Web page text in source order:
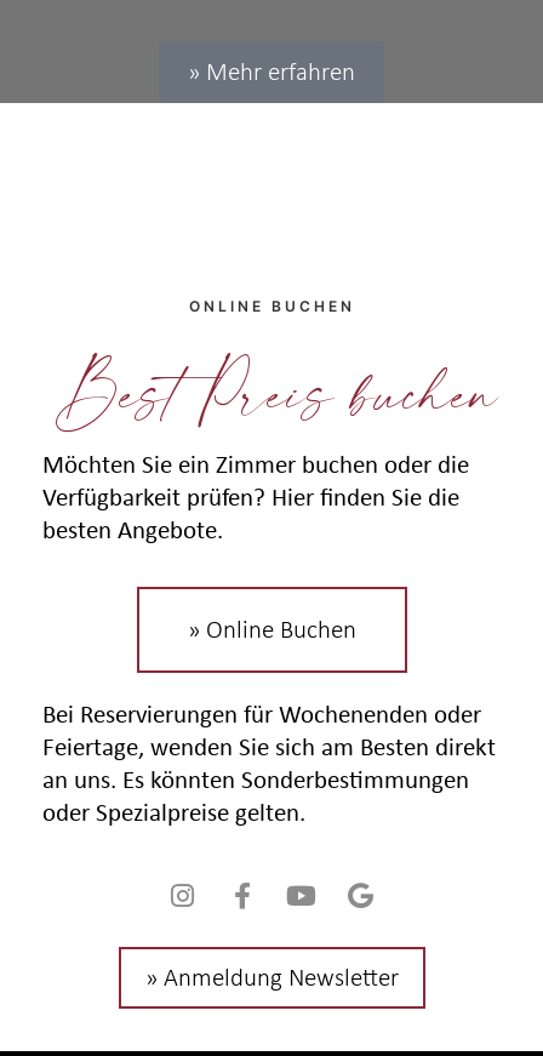
» Mehr erfahren
ONLINE BUCHEN
Best Preis buchen
Möchten Sie ein Zimmer buchen oder die
Verfügbarkeit prüfen? Hier finden Sie die
besten Angebote.
» Online Buchen
Bei Reservierungen für Wochenenden oder
Feiertage, wenden Sie sich am Besten direkt
an uns. Es könnten Sonderbestimmungen
oder Spezialpreise gelten.
» Anmeldung Newsletter